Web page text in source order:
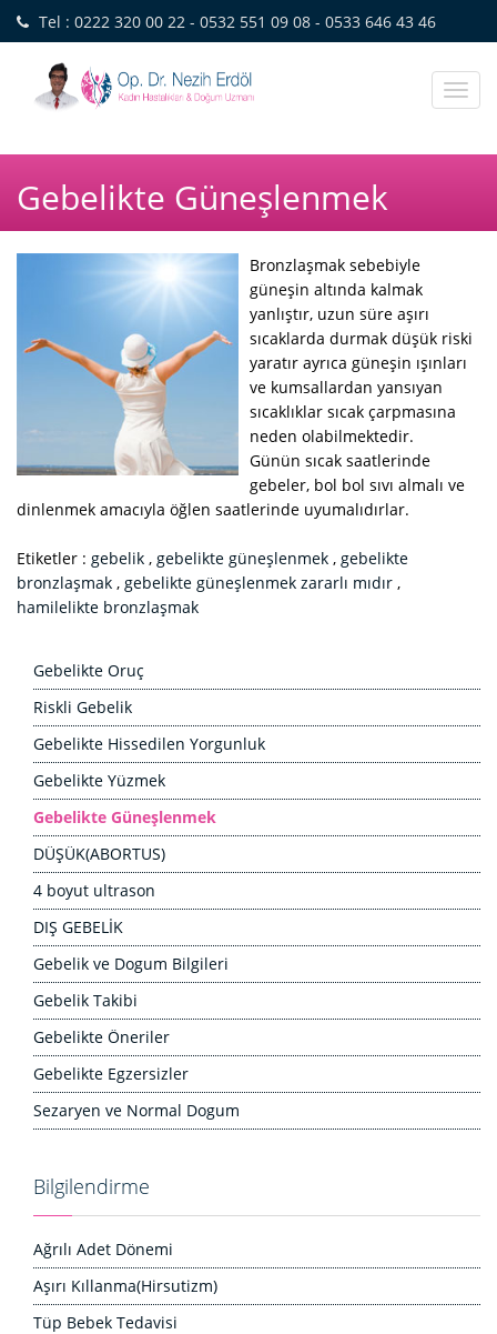
Tel : 0222 320 00 22 - 0532 551 09 08 - 0533 646 43 46
Toggle
Gebelikte Güneşlenmek
Bronzlaşmak sebebiyle
güneşin altında kalmak
yanlıştır, uzun süre aşırı
sıcaklarda durmak düşük riski
yaratır ayrıca güneşin ışınları
ve kumsallardan yansıyan
sıcaklıklar sıcak çarpmasına
neden olabilmektedir.
Günün sıcak saatlerinde
gebeler, bol bol sıvı almalı ve
dinlenmek amacıyla öğlen saatlerinde uyumalıdırlar.
Etiketler : gebelik , gebelikte güneşlenmek , gebelikte
bronzlaşmak , gebelikte güneşlenmek zararlı mıdır ,
hamilelikte bronzlaşmak
Gebelikte Oruç
Riskli Gebelik
Gebelikte Hissedilen Yorgunluk
Gebelikte Yüzmek
Gebelikte Güneşlenmek
DÜŞÜK(ABORTUS)
4 boyut ultrason
DIŞ GEBELİK
Gebelik ve Dogum Bilgileri
Gebelik Takibi
Gebelikte Öneriler
Gebelikte Egzersizler
Sezaryen ve Normal Dogum
Bilgilendirme
Ağrılı Adet Dönemi
Aşırı Kıllanma(Hirsutizm)
Tüp Bebek Tedavisi